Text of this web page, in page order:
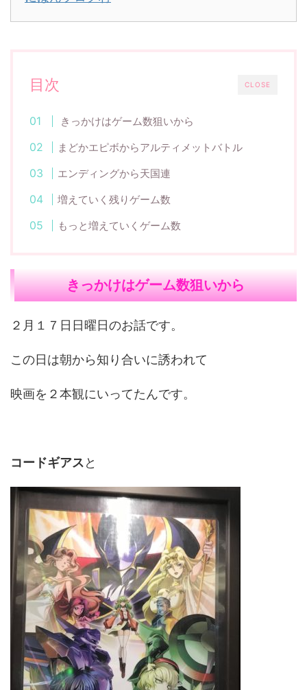
CLOSE
目次
きっかけはゲーム数狙いから
まどかエピボからアルティメットバトル
エンディングから天国連
増えていく残りゲーム数
もっと増えていくゲーム数
きっかけはゲーム数狙いから
２月１７日日曜日のお話です。
この日は朝から知り合いに誘われて
映画を２本観にいってたんです。
コードギアスと